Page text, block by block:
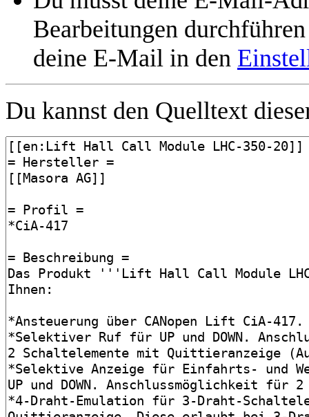
Bearbeitungen
deine E-Mail in den
Du kannst den Quelltext